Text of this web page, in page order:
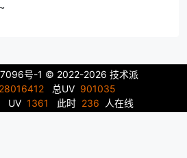
号-1 © 2022-2026 技术派
28016412总UV 901035
UV 1361 此时 236 人在线